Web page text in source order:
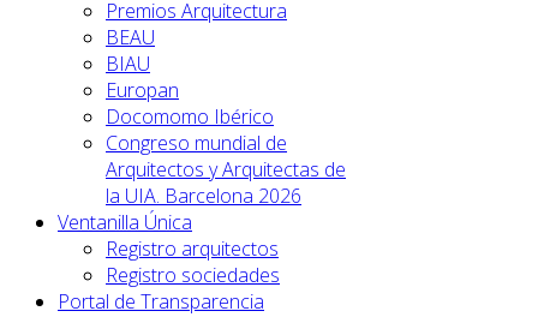
Premios Arquitectura
BEAU
BIAU
Europan
Docomomo Ibérico
Congreso mundial de
Arquitectos y Arquitectas de
la UIA. Barcelona 2026
Ventanilla Única
Registro arquitectos
Registro sociedades
Portal de Transparencia